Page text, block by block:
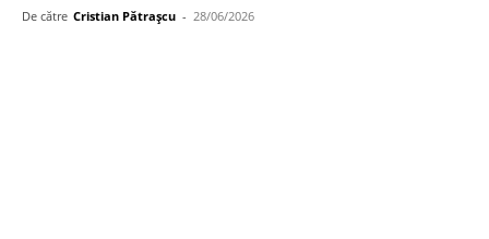
De către Cristian Pătrașcu - 28/06/2026